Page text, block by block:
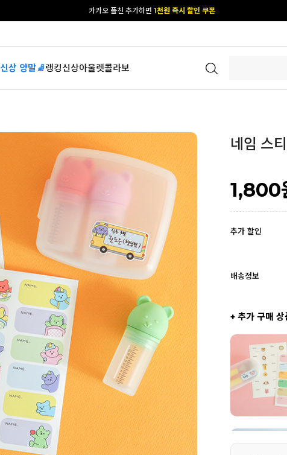
[공식몰 단독] 앱 다운받고2% 결제 할인 받기
신상 양말🧦랭킹신상아울렛콜라보
네임 스
1,800
추가 할인
배송정보
+ 추가 구매 상